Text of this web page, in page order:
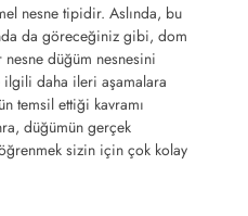
nesne tipidir. Aslında, bu
da göreceğiniz gibi, dom
nesne düğüm nesnesini
ilgili daha ileri aşamalara
temsil ettiği kavramı
düğümün gerçek
sizin için çok kolay